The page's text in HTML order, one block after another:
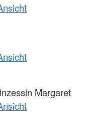
Margaret